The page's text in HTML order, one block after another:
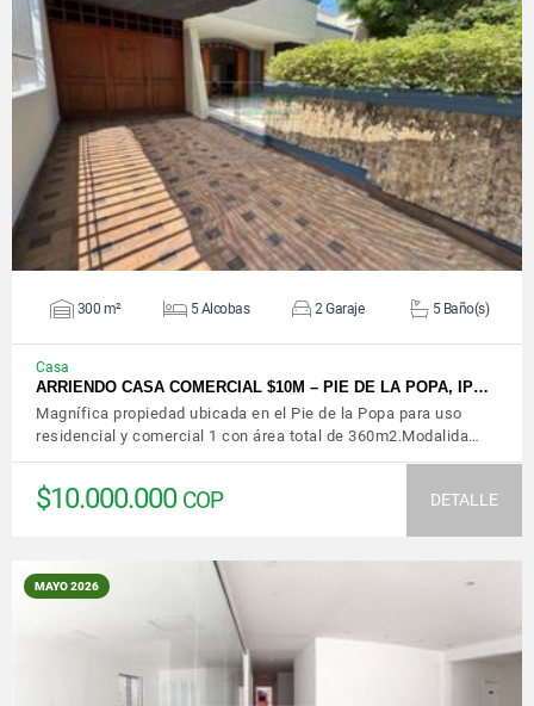
VER DETALLES
300 m² 5 Alcobas 2 Garaje 5 Baño(s)
Casa
ARRIENDO CASA COMERCIAL $10M – PIE DE LA POPA, IP…
Magnífica propiedad ubicada en el Pie de la Popa para uso
residencial y comercial 1 con área total de 360m2.Modalida…
$10.000.000 COP DETALLE
MAYO 2026